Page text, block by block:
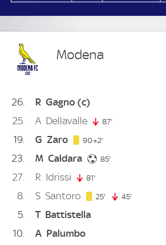
Modena
26 R Gagno (c)
25
A Dellavalle 87'
19 G Zaro 90+2'
23 M Caldara 85'
27 R Idrissi 81'
8 S Santoro 25' 25. minute
45'
5 T Battistella
10
A Palumbo